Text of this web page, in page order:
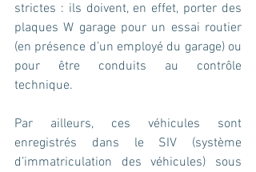
strictes : ils doivent, en effet, porter des
plaques W garage pour un essai routier
(en présence d’un employé du garage) ou
pour être conduits au contrôle
technique.
Par ailleurs, ces véhicules sont
enregistrés dans le SIV (système
d’immatriculation des véhicules) sous